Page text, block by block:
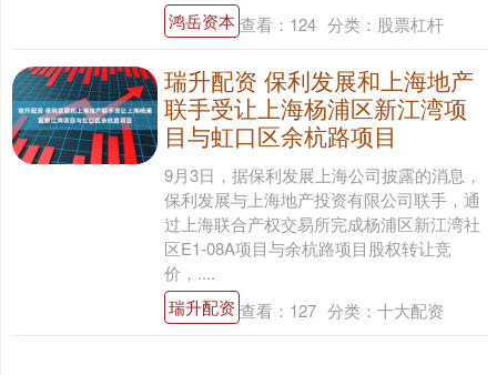
鸿岳资本 查看： 124 分类： 股票杠杆
瑞升配资 保利发展和上海地产
联手受让上海杨浦区新江湾项
目与虹口区余杭路项目
9月3日，据保利发展上海公司披露的消息，
保利发展与上海地产投资有限公司联手，通
过上海联合产权交易所完成杨浦区新江湾社
区E1-08A项目与余杭路项目股权转让竞
价，....
瑞升配资 查看： 127 分类： 十大配资